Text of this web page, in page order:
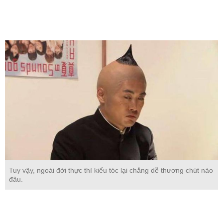
Tuy vậy, ngoài đời thực thì kiểu tóc lại chẳng dễ thương chút nào
đâu.